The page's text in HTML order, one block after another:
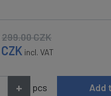
299.00CZK
CZK incl. VAT
+ pcs Add